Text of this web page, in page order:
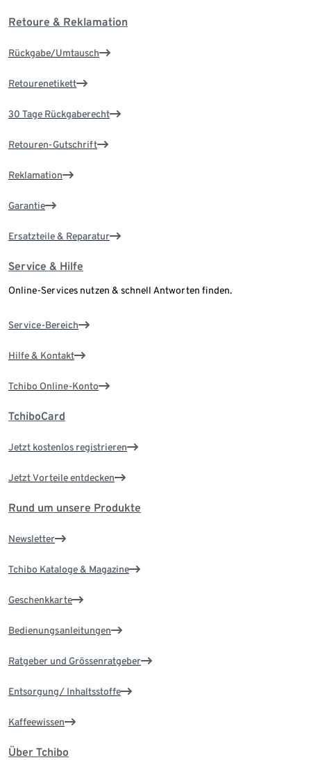
Retoure & Reklamation
Rückgabe/Umtausch
Retourenetikett
30 Tage Rückgaberecht
Retouren-Gutschrift
Reklamation
Garantie
Ersatzteile & Reparatur
Service & Hilfe
Online-Services nutzen & schnell Antworten finden.
Service-Bereich
Hilfe & Kontakt
Tchibo Online-Konto
TchiboCard
Jetzt kostenlos registrieren
Jetzt Vorteile entdecken
Rund um unsere Produkte
Newsletter
Tchibo Kataloge & Magazine
Geschenkkarte
Bedienungsanleitungen
Ratgeber und Grössenratgeber
Entsorgung/ Inhaltsstoffe
Kaffeewissen
Über Tchibo